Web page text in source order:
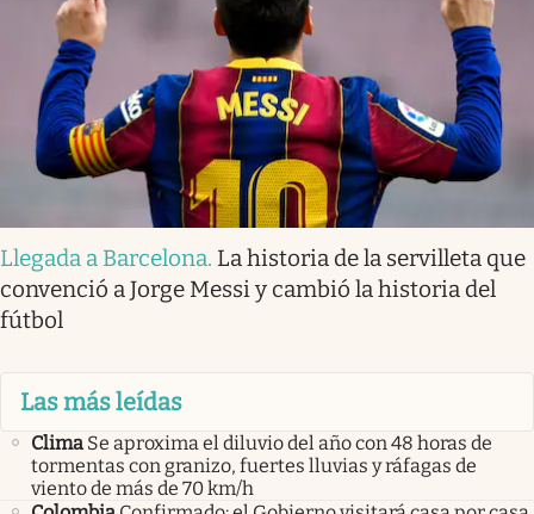
Llegada a Barcelona. La historia de la servilleta que
convenció a Jorge Messi y cambió la historia del
fútbol
Las más leídas
Clima Se aproxima el diluvio del año con 48 horas de
tormentas con granizo, fuertes lluvias y ráfagas de
viento de más de 70 km/h